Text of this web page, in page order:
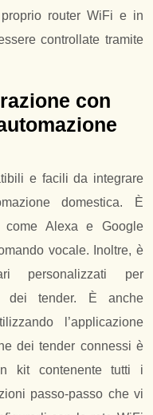
router WiFi e in
controllate tramite
con
e facili da integrare
domestica. È
come Alexa e Google
vocale. Inoltre, è
personalizzati per
dei tender. È anche
l’applicazione
dei tender connessi è
kit contenente tutti i
passo-passo che vi